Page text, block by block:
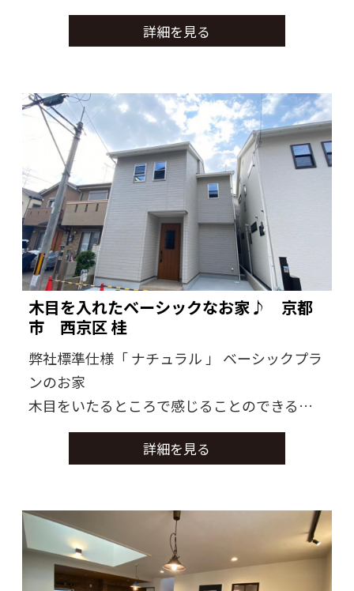
的な面に意識された間取りで万人の方に良い
と思ってもらえる家に仕上がりました
詳細を見る
木目を入れたベーシックなお家♪ 京都
市 西京区 桂
弊社標準仕様「 ナチュラル 」 ベーシックプラ
ンのお家
木目をいたるところで感じることのできるお
家に仕上がりました。
モデルとして建築した為、弊社で取り入れた
詳細を見る